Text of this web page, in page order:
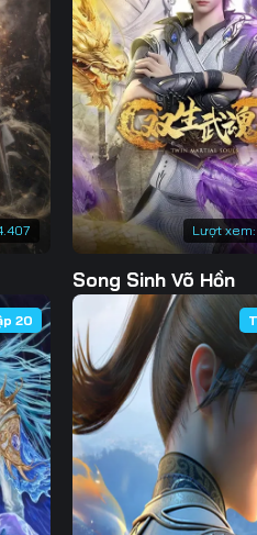
Tập 123 Tập 124
Tập 130 Tập 131
Tập 137 Tập 138
Tập 144 Tập 145
Tập 151 Tập 152
Tập 159
Tập 165 Tập 166
Tập 172 Tập 173
Tập 179 Tập 180
Tập 186 Tập 187
Tập 193 Tập 194
Lượt xem:
Song Sinh Võ Hồn
20